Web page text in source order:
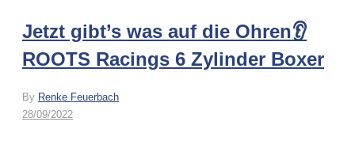
Jetzt gibt’s was auf die Ohren👂
ROOTS Racings 6 Zylinder Boxer
By Renke Feuerbach
28/09/2022